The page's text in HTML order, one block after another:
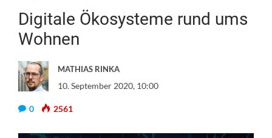
Digitale Ökosysteme rund ums
Wohnen
MATHIAS RINKA
10. September 2020, 10:00
0 2561